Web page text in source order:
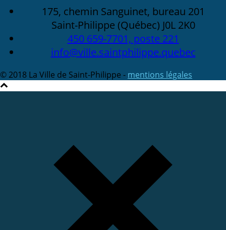
175, chemin Sanguinet, bureau 201
Saint-Philippe (Québec) J0L 2K0
450 659-7701, poste 221
info@ville.saintphilippe.quebec
© 2018 La Ville de Saint-Philippe - mentions légales